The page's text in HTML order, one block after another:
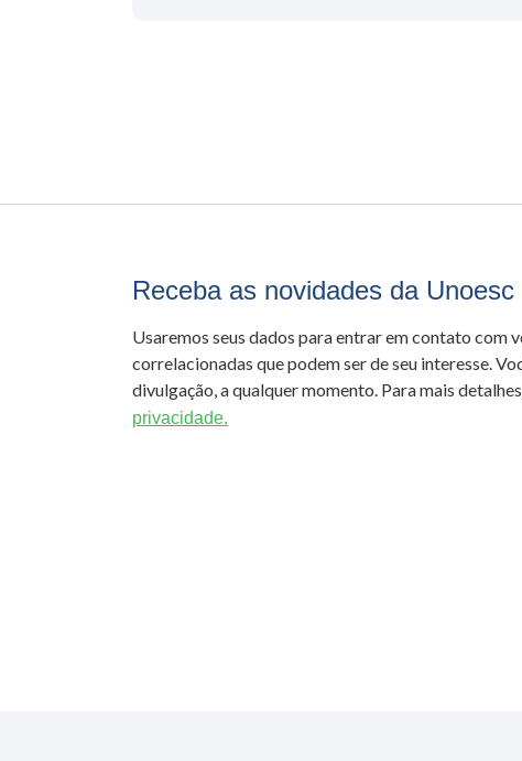
Receba as novidades da Unoesc
Usaremos seus dados para entrar em contato com
correlacionadas que podem ser de seu interesse.
divulgação, a qualquer momento. Para mais
privacidade.